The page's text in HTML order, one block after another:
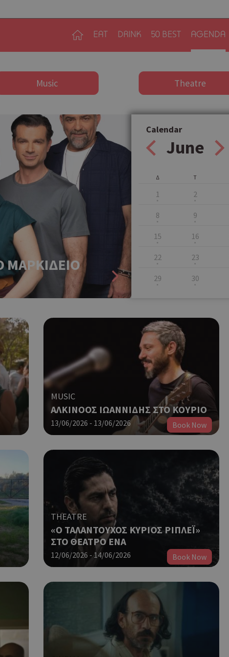
EAT DRINK 50 BEST AGENDA
Music Theatre
ΜΑΡΚΙΔΕΙΟ
Calendar
June
Δ
1
Τ
2
8 9
15 16
22 23
29 30
MUSIC
ΑΛΚΙΝΟΟΣ ΙΩΑΝΝΙΔΗΣ ΣΤΟ KOΥΡΙΟ
13/06/2026 - 13/06/2026 Book Now
THEATRE
«Ο ΤΑΛΑΝΤΟΥΧΟΣ ΚΥΡΙΟΣ ΡΙΠΛΕΪ»
ΣΤΟ ΘΕΑΤΡΟ ΕΝΑ
12/06/2026 - 14/06/2026 Book Now